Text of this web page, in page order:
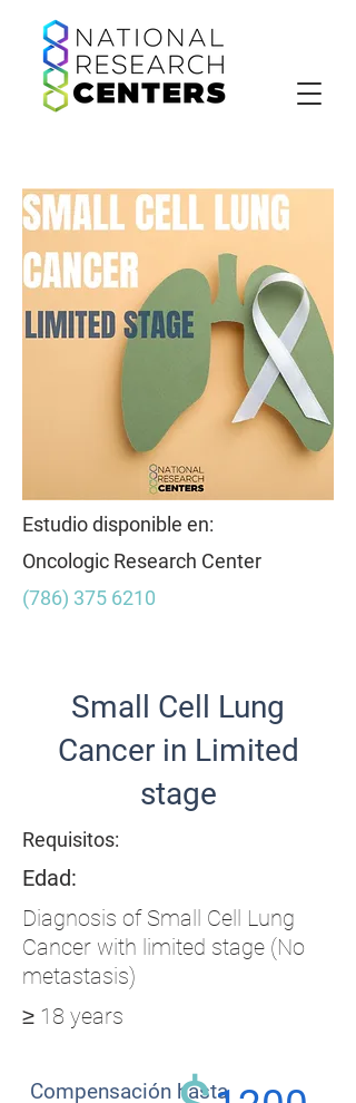
Estudio disponible en:
Oncologic Research Center
(786) 375 6210
Small Cell Lung
Cancer in Limited
stage
Requisitos:
Edad:
Diagnosis of Small Cell Lung
Cancer with limited stage (No
metastasis)
≥ 18 years
Compensación hasta